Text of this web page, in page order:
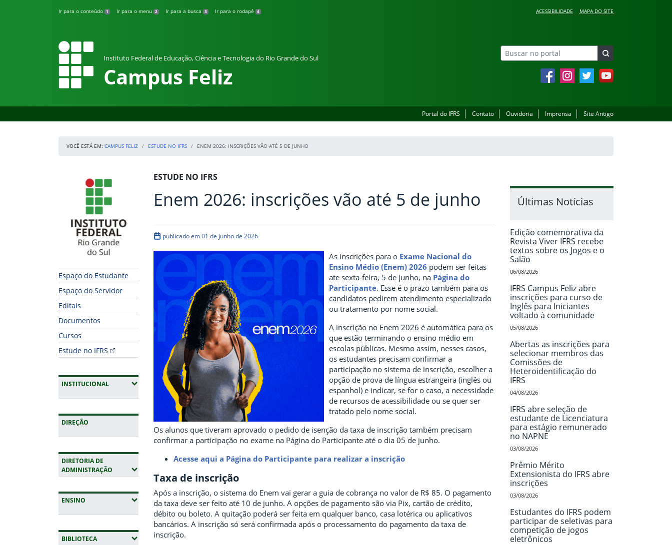
Ir para o conteúdo 1 Ir para o menu 2 Ir para a busca 3 Ir para o rodapé 4 ACESSIBILIDADE MAPA DO SITE
Instituto Federal de Educação, Ciência e Tecnologia do Rio Grande do Sul
Campus Feliz FacebookInstagramTwitter YouTube
Portal do IFRS Contato Ouvidoria Imprensa Site Antigo
VOCÊ ESTÁ EM: CAMPUS FELIZ ESTUDE NO IFRS ENEM 2026: INSCRIÇÕES VÃO ATÉ 5 DE JUNHO
Início da navegação
Espaço do Estudante
Espaço do Servidor
Editais
Documentos
Cursos
Estude no IFRS
INSTITUCIONAL(EXPANDIR SUBMENUS)
DIREÇÃO
DIRETORIA DE
ADMINISTRAÇÃO (EXPANDIR SUBMENUS)
ENSINO (EXPANDIR SUBMENUS)
BIBLIOTECA(EXPANDIR SUBMENUS)
Início do conteúdo
ESTUDE NO IFRS
Enem 2026: inscrições vão até 5 de junho
publicado em 01 de junho de 2026
As inscrições para o Exame Nacional do
Ensino Médio (Enem) 2026 podem ser feitas
ate sexta-feira, 5 de junho, na Página do
Participante. Esse é o prazo também para os
candidatos pedirem atendimento especializado
ou tratamento por nome social.
A inscrição no Enem 2026 é automática para os
que estão terminando o ensino médio em
escolas públicas. Mesmo assim, nesses casos,
os estudantes precisam confirmar a
participação no sistema de inscrição, escolher a
opção de prova de língua estrangeira (inglês ou
espanhol) e indicar, se for o caso, a necessidade
de recursos de acessibilidade ou se quer ser
tratado pelo nome social.
Os alunos que tiveram aprovado o pedido de isenção da taxa de inscrição também precisam
confirmar a participação no exame na Página do Participante até o dia 05 de junho.
Acesse aqui a Página do Participante para realizar a inscrição
Taxa de inscrição
Após a inscrição, o sistema do Enem vai gerar a guia de cobrança no valor de R$ 85. O pagamento
da taxa deve ser feito até 10 de junho. A opções de pagamento são via Pix, cartão de crédito,
débito ou boleto. A quitação poderá ser feita em qualquer banco, casa lotérica ou aplicativos
bancários. A inscrição só será confirmada após o processamento do pagamento da taxa de
inscrição.
Últimas Notícias
Edição comemorativa da
Revista Viver IFRS recebe
textos sobre os Jogos e o
Salão
06/08/2026
IFRS Campus Feliz abre
inscrições para curso de
Inglês para Iniciantes
voltado à comunidade
05/08/2026
Abertas as inscrições para
selecionar membros das
Comissões de
Heteroidentificação do
IFRS
04/08/2026
IFRS abre seleção de
estudante de Licenciatura
para estágio remunerado
no NAPNE
03/08/2026
Prêmio Mérito
Extensionista do IFRS abre
inscrições
03/08/2026
Estudantes do IFRS podem
participar de seletivas para
competição de jogos
eletrônicos